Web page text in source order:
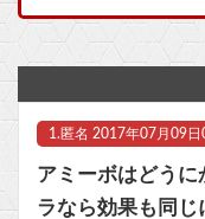
【悲報】エディオン
1. 匿名 2017年07月09日
アミーボはどうに
ラなら効果も同じ